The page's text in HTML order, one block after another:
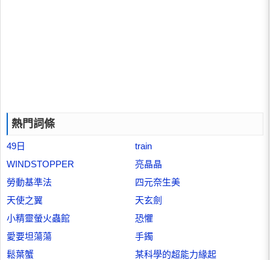
熱門詞條
49日
train
WINDSTOPPER
亮晶晶
勞動基準法
四元奈生美
天使之翼
天玄劍
小精靈螢火蟲館
恐懼
愛要坦蕩蕩
手鐲
鬆葉蟹
某科學的超能力緣起